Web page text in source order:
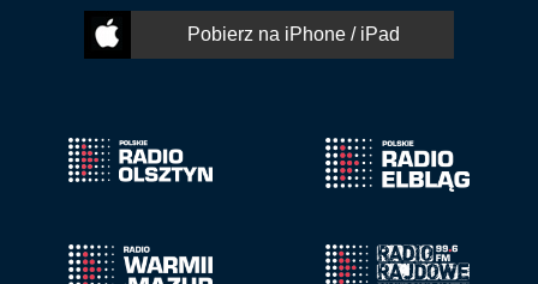
Pobierz na iPhone / iPad